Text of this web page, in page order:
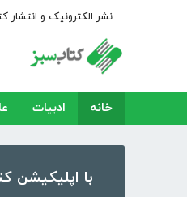
نشر الکترونیک و انتشار
خانه ادبیات
با اپلیکیشن کتابراه، بیش از ۵۰،۰۰۰ کتاب، کتاب